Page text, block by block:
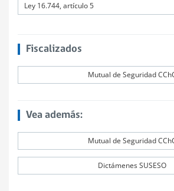
Ley 16.744, artículo 5
Fiscalizados
Mutual de Seguridad
Vea además:
Mutual de Seguridad
Dictámenes SUSESO